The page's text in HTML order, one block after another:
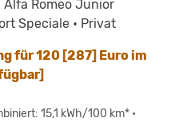
Romeo Junior
Speciale • Privat
für 120 [287] Euro im
15,1 kWh/100 km* •